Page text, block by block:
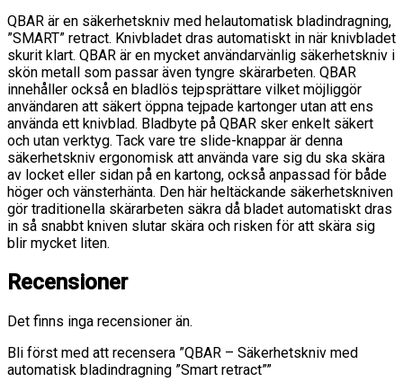
QBAR är en säkerhetskniv med helautomatisk bladindragning,
”SMART” retract. Knivbladet dras automatiskt in när knivbladet
skurit klart. QBAR är en mycket användarvänlig säkerhetskniv i
skön metall som passar även tyngre skärarbeten. QBAR
innehåller också en bladlös tejpsprättare vilket möjliggör
användaren att säkert öppna tejpade kartonger utan att ens
använda ett knivblad. Bladbyte på QBAR sker enkelt säkert
och utan verktyg. Tack vare tre slide-knappar är denna
säkerhetskniv ergonomisk att använda vare sig du ska skära
av locket eller sidan på en kartong, också anpassad för både
höger och vänsterhänta. Den här heltäckande säkerhetskniven
gör traditionella skärarbeten säkra då bladet automatiskt dras
in så snabbt kniven slutar skära och risken för att skära sig
blir mycket liten.
Recensioner
Det finns inga recensioner än.
Bli först med att recensera ”QBAR – Säkerhetskniv med
automatisk bladindragning ”Smart retract””